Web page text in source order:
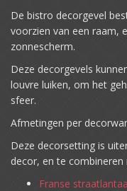
De bistro decorgevel
voorzien van een raam,
zonnescherm.
Deze decorgevels
louvre luiken, om het
sfeer.
Afmetingen per
Deze decorsetting is
decor, en te
Franse